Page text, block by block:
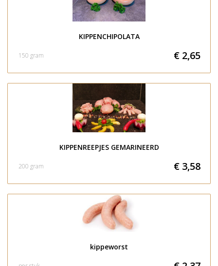
KIPPENCHIPOLATA
€ 2,65
150 gram
KIPPENREEPJES GEMARINEERD
€ 3,58
200 gram
kippeworst